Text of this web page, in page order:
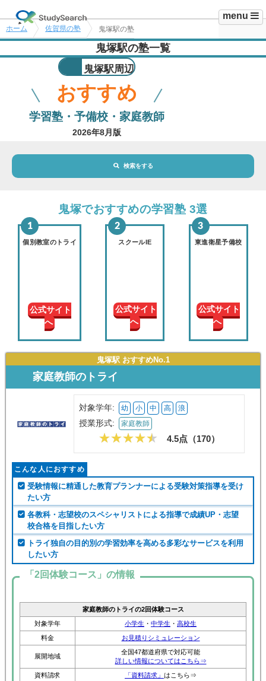
menu
ホーム 佐賀県の塾 鬼塚駅の塾
鬼塚駅の塾一覧
鬼塚駅周辺
おすすめ
学習塾・予備校・家庭教師
2026年8月版
検索をする
鬼塚駅
路線・駅 選択されていません
学年
授業形
式
この条件で絞り込む
鬼塚でおすすめの学習塾 3選
個別教室のトライ
公式サイト
へ
スクールIE
公式サイト
へ
東進衛星予備校
公式サイト
へ
鬼塚駅 おすすめNo.1
家庭教師のトライ
対象学年: 幼 小 中 高 浪
授業形式: 家庭教師
4.5点（170）
こんな人におすすめ
受験情報に精通した教育プランナーによる受験対策指導を受け
たい方
各教科・志望校のスペシャリストによる指導で成績UP・志望
校合格を目指したい方
トライ独自の目的別の学習効率を高める多彩なサービスを利用
したい方
「2回体験コース」の情報
家庭教師のトライの2回体験コース
対象学年
小学生 ・ 中学生 ・ 高校生
料金
お見積りシミュレーション
展開地域
全国47都道府県で対応可能
詳しい情報についてはこちら⇒
資料請求
「資料請求」 はこちら⇒